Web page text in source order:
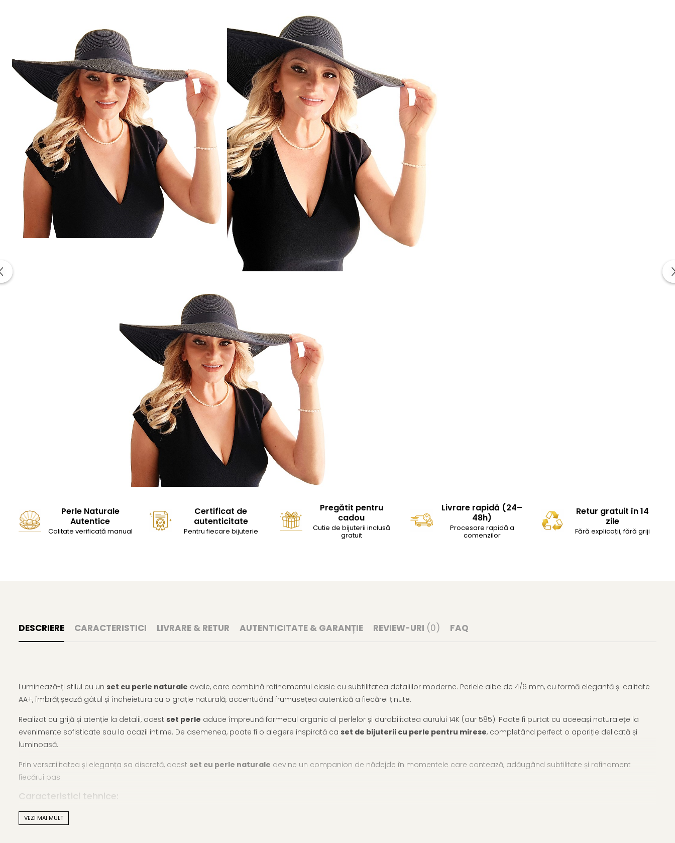
Perle Naturale
Autentice
Calitate verificată manual
Certificat de
autenticitate
Pentru fiecare bijuterie
Pregătit pentru
cadou
Cutie de bijuterii inclusă
gratuit
Livrare rapidă (24–
48h)
Procesare rapidă a
comenzilor
Retur gratuit în 14
zile
Fără explicații, fără griji
DESCRIERE CARACTERISTICI LIVRARE & RETUR AUTENTICITATE & GARANȚIE REVIEW-URI (0) FAQ
Luminează-ți stilul cu un set cu perle naturale ovale, care combină rafinamentul clasic cu subtilitatea detaliilor moderne. Perlele albe de 4/6 mm, cu formă elegantă și calitate
AA+, îmbrățișează gâtul și încheietura cu o grație naturală, accentuând frumusețea autentică a fiecărei ținute.
Realizat cu grijă și atenție la detalii, acest set perle aduce împreună farmecul organic al perlelor și durabilitatea aurului 14K (aur 585). Poate fi purtat cu aceeași naturalețe la
evenimente sofisticate sau la ocazii intime. De asemenea, poate fi o alegere inspirată ca set de bijuterii cu perle pentru mirese, completând perfect o apariție delicată și
luminoasă.
Prin versatilitatea și eleganța sa discretă, acest set cu perle naturale devine un companion de nădejde în momentele care contează, adăugând subtilitate și rafinament
fiecărui pas.
Caracteristici tehnice:
Tipul perlelor: Perle naturale de cultură de apă dulce
VEZI MAI MULT